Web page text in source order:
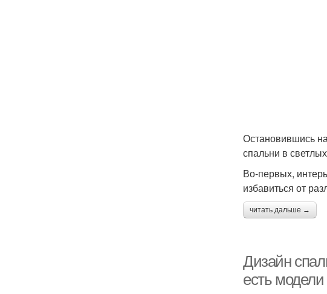
Остановившись
спальни в
Во-первых,
избавиться от
читать дальше →
Дизайн
есть модели